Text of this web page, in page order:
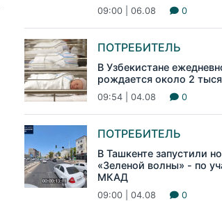
09:00 | 06.08 0
ПОТРЕБИТЕЛЬ
В Узбекистане
рождается около 2
09:54 | 04.08 0
ПОТРЕБИТЕЛЬ
В Ташкенте запустили
«Зеленой волны» - по
МКАД
09:00 | 04.08 0